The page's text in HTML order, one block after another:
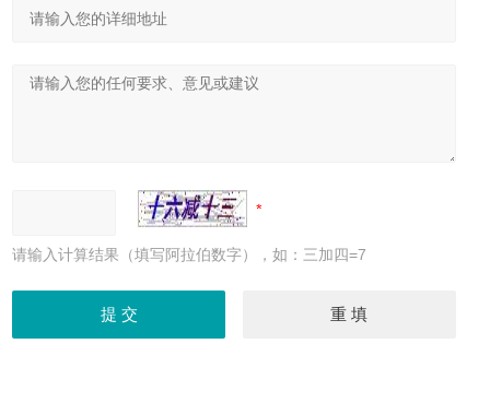
请输入计算结果（填写阿拉伯数字），如：三加四=7